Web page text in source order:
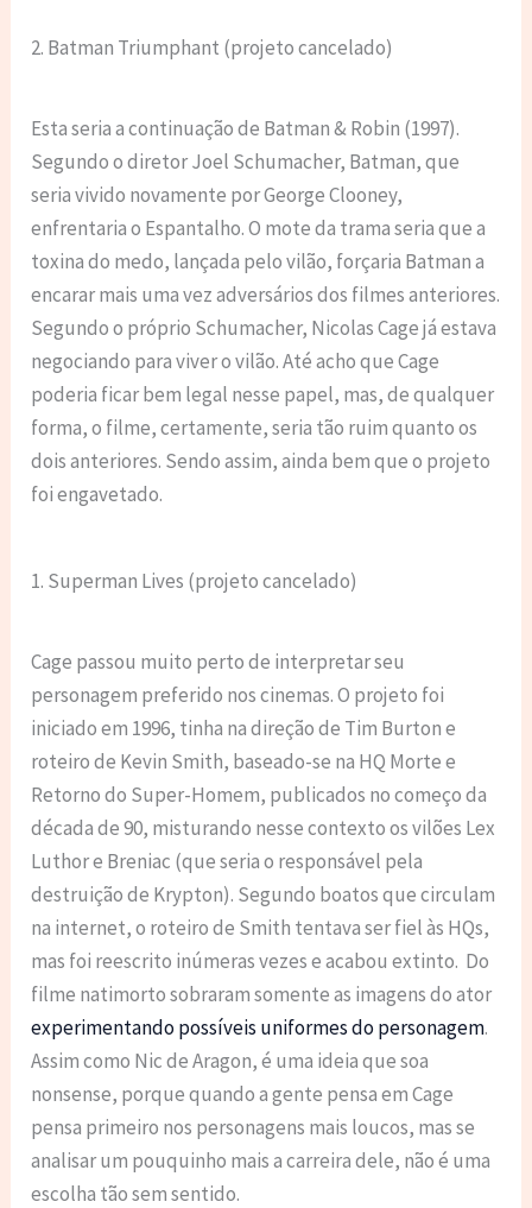
2. Batman Triumphant (projeto cancelado)
Esta seria a continuação de Batman & Robin (1997).
Segundo o diretor Joel Schumacher, Batman, que
seria vivido novamente por George Clooney,
enfrentaria o Espantalho. O mote da trama seria que a
toxina do medo, lançada pelo vilão, forçaria Batman a
encarar mais uma vez adversários dos filmes anteriores.
Segundo o próprio Schumacher, Nicolas Cage já estava
negociando para viver o vilão. Até acho que Cage
poderia ficar bem legal nesse papel, mas, de qualquer
forma, o filme, certamente, seria tão ruim quanto os
dois anteriores. Sendo assim, ainda bem que o projeto
foi engavetado.
1. Superman Lives (projeto cancelado)
Cage passou muito perto de interpretar seu
personagem preferido nos cinemas. O projeto foi
iniciado em 1996, tinha na direção de Tim Burton e
roteiro de Kevin Smith, baseado-se na HQ Morte e
Retorno do Super-Homem, publicados no começo da
década de 90, misturando nesse contexto os vilões Lex
Luthor e Breniac (que seria o responsável pela
destruição de Krypton). Segundo boatos que circulam
na internet, o roteiro de Smith tentava ser fiel às HQs,
mas foi reescrito inúmeras vezes e acabou extinto. Do
filme natimorto sobraram somente as imagens do ator
experimentando possíveis uniformes do personagem.
Assim como Nic de Aragon, é uma ideia que soa
nonsense, porque quando a gente pensa em Cage
pensa primeiro nos personagens mais loucos, mas se
analisar um pouquinho mais a carreira dele, não é uma
escolha tão sem sentido.